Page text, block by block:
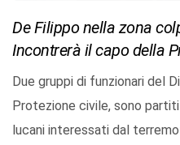
De Filippo nella zona
Incontrerà il capo della
Due gruppi di funzionari del
Protezione civile, sono
lucani interessati dal